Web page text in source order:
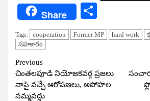
Share
Tags: cooperation Former MP hard work
సహకారం
Continue
Reading
Previous
చింతలపూడి నియోజకవర్గ ప్రజలు
నాపై వచ్చే ఆరోపణలు, అపోహల
నమ్మవద్దు